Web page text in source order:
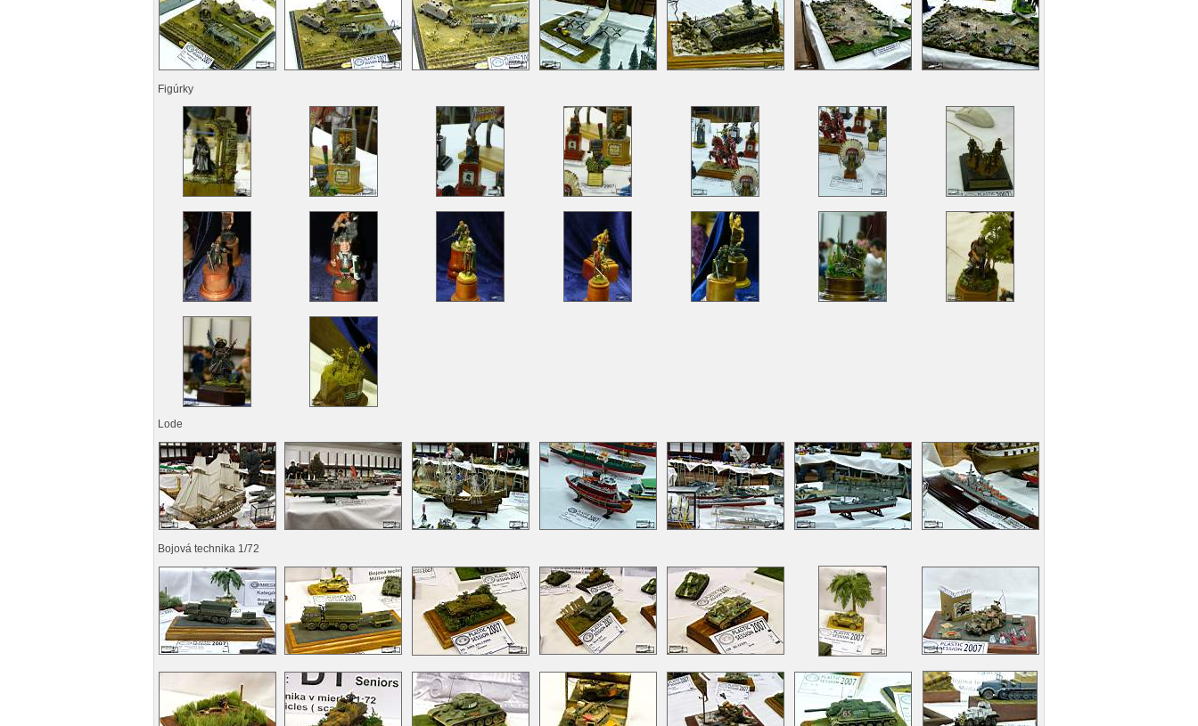
Figúrky
Lode
Bojová technika 1/72